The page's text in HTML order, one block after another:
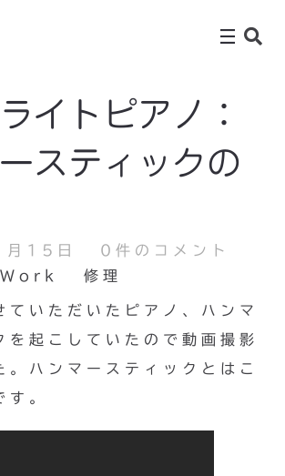
イトピアノ：
スティックの
15日
0件のコメント
修理
ていただいたピアノ、ハンマ
を起こしていたので動画撮影
。ハンマースティックとはこ
す。